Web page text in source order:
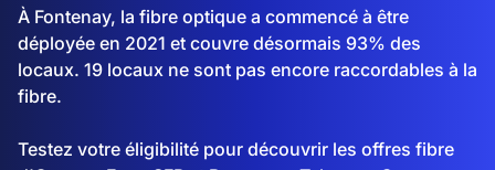
À Fontenay, la fibre optique a commencé à être
déployée en 2021 et couvre désormais 93% des
locaux. 19 locaux ne sont pas encore raccordables à la
fibre.
Testez votre éligibilité pour découvrir les offres fibre